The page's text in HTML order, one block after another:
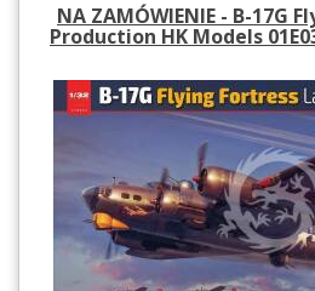
NA ZAMÓWIENIE - B-17G
Production HK Models